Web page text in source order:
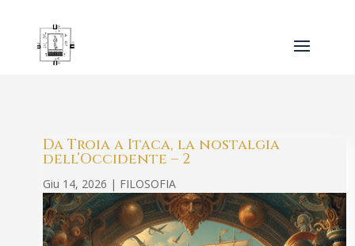
Da Troia a Itaca, la nostalgia
dell’Occidente – 2
Giu 14, 2026 | FILOSOFIA